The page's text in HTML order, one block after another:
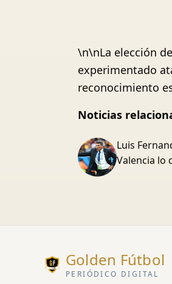
\n\nLa elección
experimentado
reconocimiento
Noticias
Luis
Valencia lo
Golden Fútbol
PERIÓDICO DIGITAL